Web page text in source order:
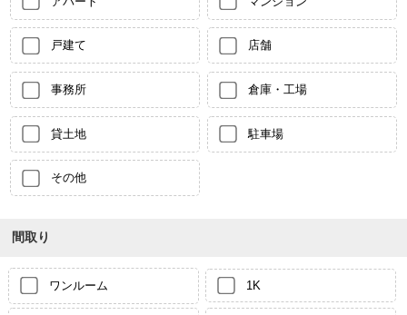
戸建て 店舗
事務所 倉庫・工場
貸土地 駐車場
その他
間取り
ワンルーム 1K